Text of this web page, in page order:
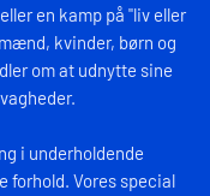
en kamp på "liv eller
kvinder, børn og
om at udnytte sine
i underholdende
forhold. Vores special